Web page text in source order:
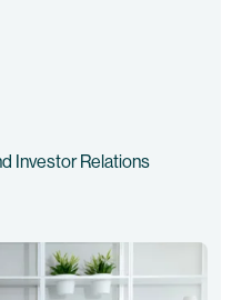
Investor Relations